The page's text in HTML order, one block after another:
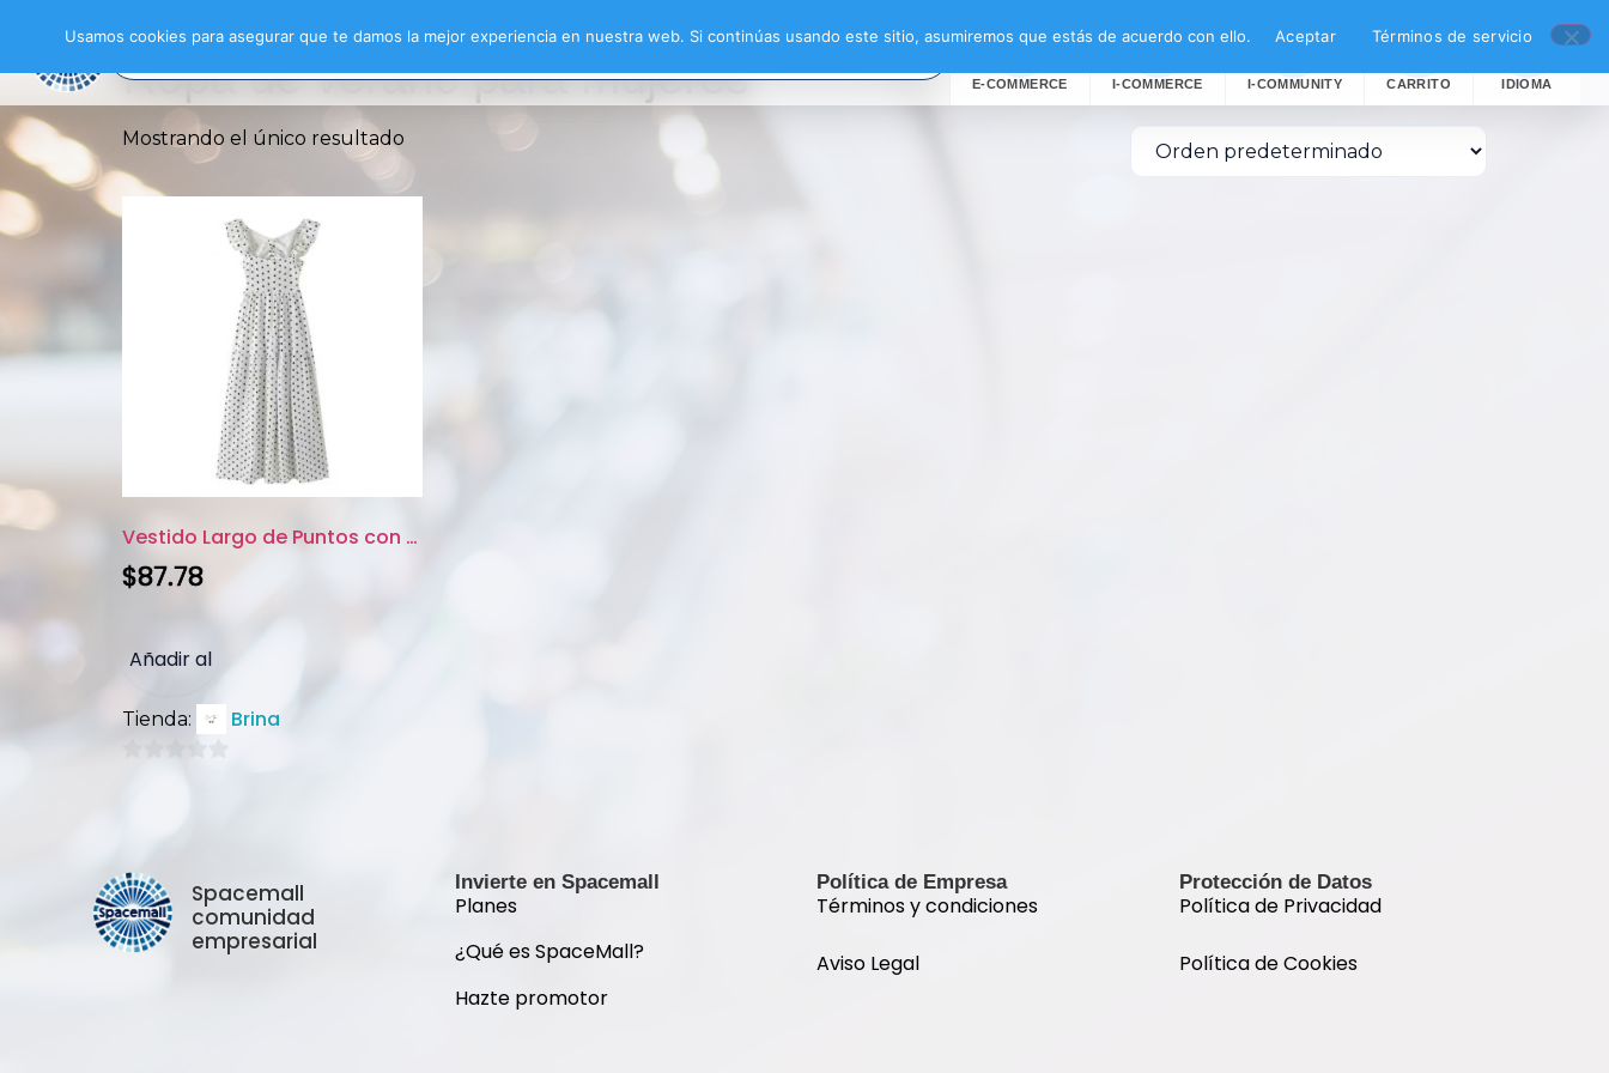
E-COMMERCE I-COMMERCE I-COMMUNITY CARRITO IDIOMA
Ropa de verano para mujeres
Mostrando el único resultado
Vestido Largo de Puntos con Vo...
$87.78
Añadir al
carrito
Tienda: Brina
Spacemall
comunidad
empresarial
Invierte en Spacemall
Planes
¿Qué es SpaceMall?
Hazte promotor
Política de Empresa
Términos y condiciones
Aviso Legal
Protección de Datos
Política de Privacidad
Política de Cookies
Usamos cookies para asegurar que te damos la mejor experiencia en nuestra web. Si continúas usando este sitio, asumiremos que estás de acuerdo con ello. Aceptar Términos de servicio